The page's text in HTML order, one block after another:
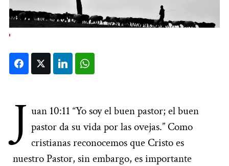
FacebookTwitter LinkedIn
J uan 10:11 “Yo soy el buen pastor; el buen
pastor da su vida por las ovejas.” Como
cristianas reconocemos que Cristo es
nuestro Pastor, sin embargo, es importante